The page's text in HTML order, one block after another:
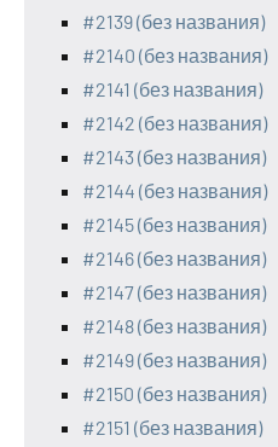
#2139 (без названия)
#2140 (без названия)
#2141 (без названия)
#2142 (без названия)
#2143 (без названия)
#2144 (без названия)
#2145 (без названия)
#2146 (без названия)
#2147 (без названия)
#2148 (без названия)
#2149 (без названия)
#2150 (без названия)
#2151 (без названия)